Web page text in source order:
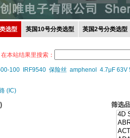
选型 英国10号分类选型 英国2号分类选型
在本站结果里搜索：
100 IRF9540 保险丝 amphenol 4.7μF 63V
(IC)
筛选